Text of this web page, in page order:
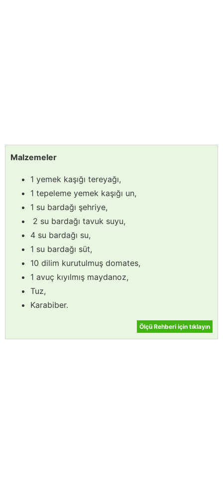
Malzemeler
1 yemek kaşığı tereyağı,
1 tepeleme yemek kaşığı un,
1 su bardağı şehriye,
2 su bardağı tavuk suyu,
4 su bardağı su,
1 su bardağı süt,
10 dilim kurutulmuş domates,
1 avuç kıyılmış maydanoz,
Tuz,
Karabiber.
Ölçü Rehberi için tıklayın